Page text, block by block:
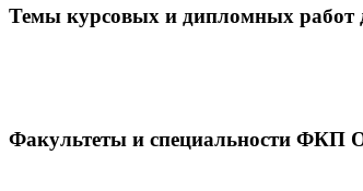
Темы курсовых и дипломных
Факультеты и специальности